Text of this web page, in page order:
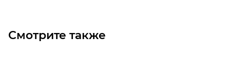
Смотрите также